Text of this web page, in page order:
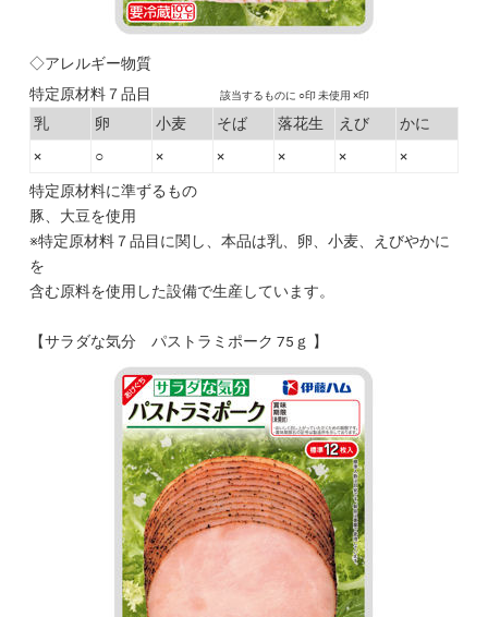
◇アレルギー物質
特定原材料７品目
該当するものに ○印 未使用 ×印
乳 卵 小麦 そば 落花生 えび
かに
×
○ × × × ×
×
特定原材料に準ずるもの
豚、大豆を使用
※特定原材料７品目に関し、本品は乳、卵、小麦、えびやかに
を
含む原料を使用した設備で生産しています。
【サラダな気分 パストラミポーク 75ｇ 】